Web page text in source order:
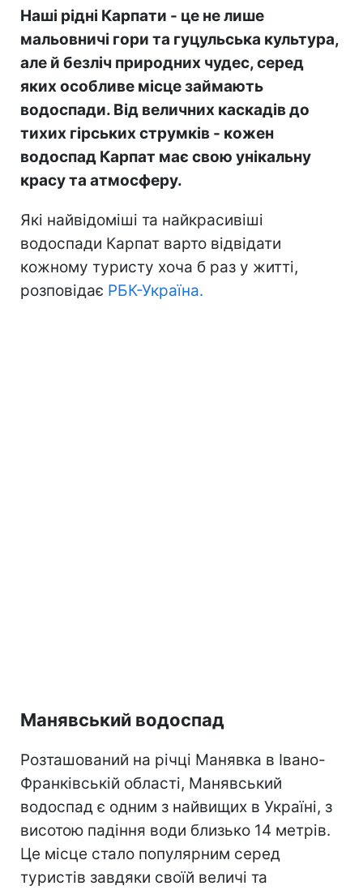
Наші рідні Карпати - це не лише
мальовничі гори та гуцульська культура,
але й безліч природних чудес, серед
яких особливе місце займають
водоспади. Від величних каскадів до
тихих гірських струмків - кожен
водоспад Карпат має свою унікальну
красу та атмосферу.
Які найвідоміші та найкрасивіші
водоспади Карпат варто відвідати
кожному туристу хоча б раз у житті,
розповідає РБК-Україна.
Манявський водоспад
Розташований на річці Манявка в Івано-
Франківській області, Манявський
водоспад є одним з найвищих в Україні, з
висотою падіння води близько 14 метрів.
Це місце стало популярним серед
туристів завдяки своїй величі та